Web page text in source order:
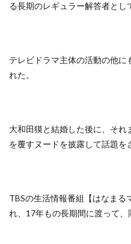
る長期のレギュラー解答者とし
テレビドラマ主体の活動の他に
れた。
大和田獏と結婚した後に、そ
を覆すヌードを披露して話題を
TBSの生活情報番組【はなまる
れ、17年もの長期間に渡って、